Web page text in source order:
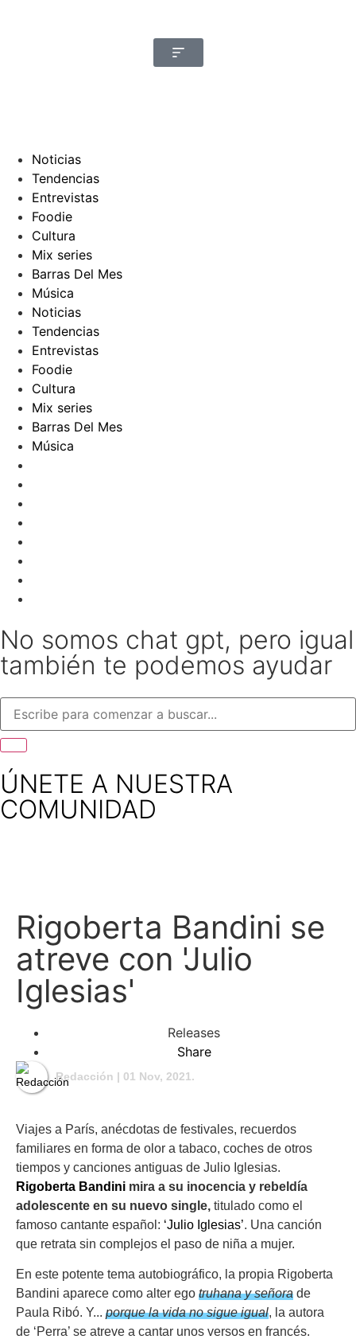
Noticias
Tendencias
Entrevistas
Foodie
Cultura
Mix series
Barras Del Mes
Música
Noticias
Tendencias
Entrevistas
Foodie
Cultura
Mix series
Barras Del Mes
Música
No somos chat gpt, pero igual
también te podemos ayudar
ÚNETE A NUESTRA
COMUNIDAD
Rigoberta Bandini se
atreve con 'Julio
Iglesias'
Releases
Share
Redacción | 01 Nov, 2021.
Viajes a París, anécdotas de festivales, recuerdos
familiares en forma de olor a tabaco, coches de otros
tiempos y canciones antiguas de Julio Iglesias.
Rigoberta Bandini mira a su inocencia y rebeldía
adolescente en su nuevo single, titulado como el
famoso cantante español: ‘Julio Iglesias’. Una canción
que retrata sin complejos el paso de niña a mujer.
En este potente tema autobiográfico, la propia Rigoberta
Bandini aparece como alter ego truhana y señora de
Paula Ribó. Y... porque la vida no sigue igual, la autora
de ‘Perra’ se atreve a cantar unos versos en francés.